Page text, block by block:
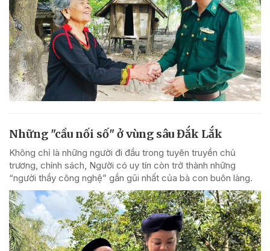
Những "cầu nối số" ở vùng sâu Đắk Lắk
Không chỉ là những người đi đầu trong tuyên truyền chủ
trương, chính sách, Người có uy tín còn trở thành những
“người thầy công nghệ” gần gũi nhất của bà con buôn làng.